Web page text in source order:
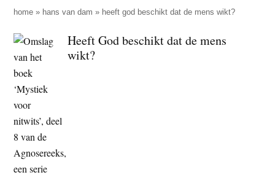
p
d
e
z
e
s
i
t
e
i
n
e
n
d
e
z
e
s
i
home » hans van dam » heeft god beschikt dat de mens wikt?
Heeft God beschikt dat de mens
wikt?